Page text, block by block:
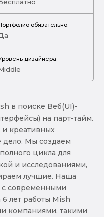
обязательно:
дизайнера:
в поиске Веб(UI)-
на парт-тайм.
креативных
дело. Мы создаем
цикла для
и исследованиями,
лучшие. Наша
с современными
лет работы Mish
компаниями, такими